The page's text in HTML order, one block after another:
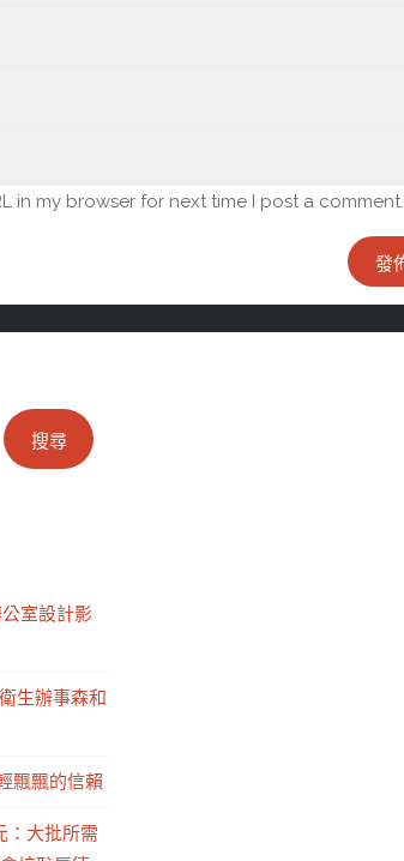
in my browser for next time I post a comment.
搜尋
室設計影
生辦事森和
飄飄的信賴
：大批所需